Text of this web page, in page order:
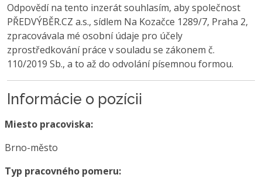
Odpovědí na tento inzerát souhlasím, aby společnost
PŘEDVÝBĚR.CZ a.s., sídlem Na Kozačce 1289/7, Praha 2,
zpracovávala mé osobní údaje pro účely
zprostředkování práce v souladu se zákonem č.
110/2019 Sb., a to až do odvolání písemnou formou.
Informácie o pozícii
Miesto pracoviska:
Brno-město
Typ pracovného pomeru: